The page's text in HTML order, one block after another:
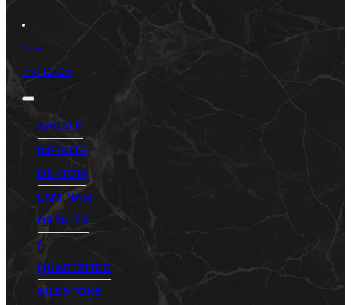
NOS
MATIÈRES
ASCALE
INFINITY
DEKTON
LAMINAM
GRANITS
/
QUARTZITES
SILESTONE